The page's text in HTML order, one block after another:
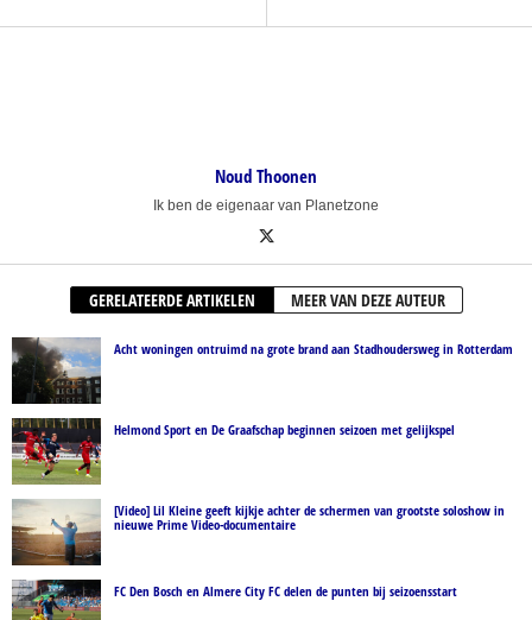
Noud Thoonen
Ik ben de eigenaar van Planetzone
GERELATEERDE ARTIKELEN MEER VAN DEZE AUTEUR
Acht woningen ontruimd na grote brand aan Stadhoudersweg in Rotterdam
Helmond Sport en De Graafschap beginnen seizoen met gelijkspel
[Video] Lil Kleine geeft kijkje achter de schermen van grootste soloshow in
nieuwe Prime Video-documentaire
FC Den Bosch en Almere City FC delen de punten bij seizoensstart